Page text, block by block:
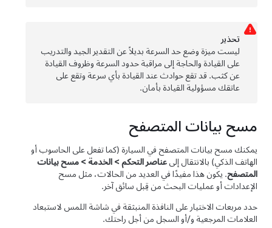
تحذﻳر
ليست ميزة وضع حد السرعة بديلاً عن التقدير الجيد والتدريب
على القيادة والحاجة إلى مراقبة حدود السرعة وظروف القيادة
عن كثب. قد تقع حوادث عند القيادة بأي سرعة وتقع على
عاتقك مسؤولية القيادة بأمان.
مسح بيانات المتصفح
يمكنك مسح بيانات المتصفح في السيارة (كما تفعل على الحاسوب أو
الهاتف الذكي) بالانتقال إلى عناصر التحكم>الخدمة>مسح بيانات
المتصفح. يكون هذا مفيدًا في العديد من الحالات، مثل مسح
الإعدادات أو عمليات البحث من قِبل سائق آخر.
حدد مربعات الاختيار على النافذة المنبثقة في شاشة اللمس لاستبعاد
العلامات المرجعية و/أو السجل من أجل راحتك.